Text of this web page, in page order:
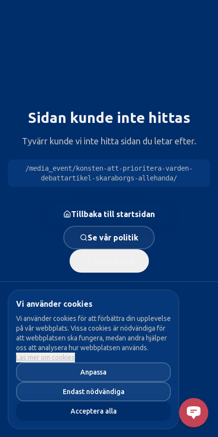
Vi använder cookies
Vi använder cookies för att förbättra din upplevelse
på vår webbplats. Vissa cookies är nödvändiga för
att webbplatsen ska fungera, medan andra hjälper
oss att analysera hur webbplatsen används.
Läs mer om cookies
Anpassa
Endast nödvändiga
Acceptera alla
Sidan kunde inte hittas
Tyvärr kunde vi inte hitta sidan du letar efter.
/media_event/konsten-att-prioritera-varden-
debattartikel-skaraborgs-allehanda/
Tillbaka till startsidan
Se vår politik
Populära sidor:
→ Vår politik
→ Våra politiker
→ Bli medlem
→ Aktuellt